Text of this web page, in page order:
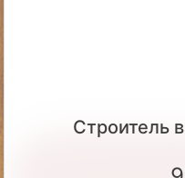
Строитель